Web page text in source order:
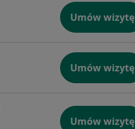
Umów wizytę
Umów wizytę
Umów wizytę